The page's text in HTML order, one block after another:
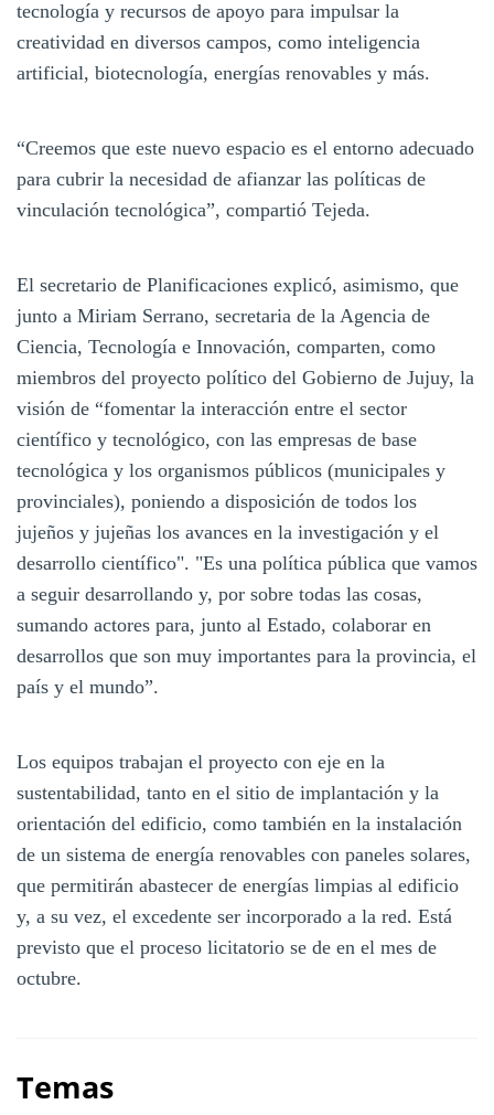
tecnología y recursos de apoyo para impulsar la
creatividad en diversos campos, como inteligencia
artificial, biotecnología, energías renovables y más.
“Creemos que este nuevo espacio es el entorno adecuado
para cubrir la necesidad de afianzar las políticas de
vinculación tecnológica”, compartió Tejeda.
El secretario de Planificaciones explicó, asimismo, que
junto a Miriam Serrano, secretaria de la Agencia de
Ciencia, Tecnología e Innovación, comparten, como
miembros del proyecto político del Gobierno de Jujuy, la
visión de “fomentar la interacción entre el sector
científico y tecnológico, con las empresas de base
tecnológica y los organismos públicos (municipales y
provinciales), poniendo a disposición de todos los
jujeños y jujeñas los avances en la investigación y el
desarrollo científico". "Es una política pública que vamos
a seguir desarrollando y, por sobre todas las cosas,
sumando actores para, junto al Estado, colaborar en
desarrollos que son muy importantes para la provincia, el
país y el mundo”.
Los equipos trabajan el proyecto con eje en la
sustentabilidad, tanto en el sitio de implantación y la
orientación del edificio, como también en la instalación
de un sistema de energía renovables con paneles solares,
que permitirán abastecer de energías limpias al edificio
y, a su vez, el excedente ser incorporado a la red. Está
previsto que el proceso licitatorio se de en el mes de
octubre.
Temas